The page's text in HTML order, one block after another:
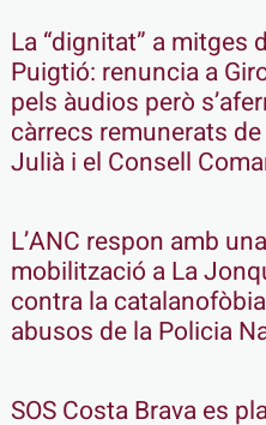
La “dignitat” a mitges
Puigtió: renuncia a
pels àudios però
càrrecs remunerats
Julià i el Consell
L’ANC respon amb una
mobilització a La
contra la
abusos de la Policia
SOS Costa Brava es